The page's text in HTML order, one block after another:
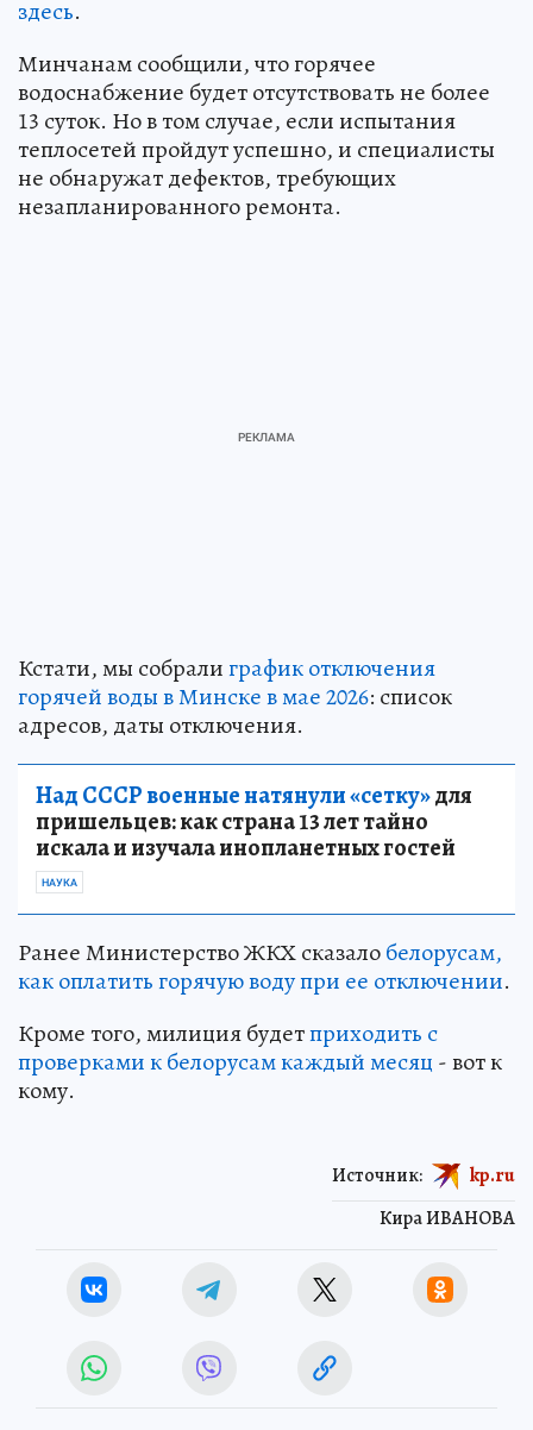
здесь.
Минчанам сообщили, что горячее
водоснабжение будет отсутствовать не более
13 суток. Но в том случае, если испытания
теплосетей пройдут успешно, и специалисты
не обнаружат дефектов, требующих
незапланированного ремонта.
Кстати, мы собралиграфик отключения
горячей воды в Минске в мае 2026: список
адресов, даты отключения.
Над СССР военные натянули «сетку»для
пришельцев: как страна 13 лет тайно
искала и изучала инопланетных гостей
НАУКА
Ранее Министерство ЖКХ сказалобелорусам,
как оплатить горячую воду при ее отключении.
Кроме того, милиция будетприходить с
проверками к белорусам каждый месяц - вот к
кому.
Кира ИВАНОВА
Источник: kp.ru